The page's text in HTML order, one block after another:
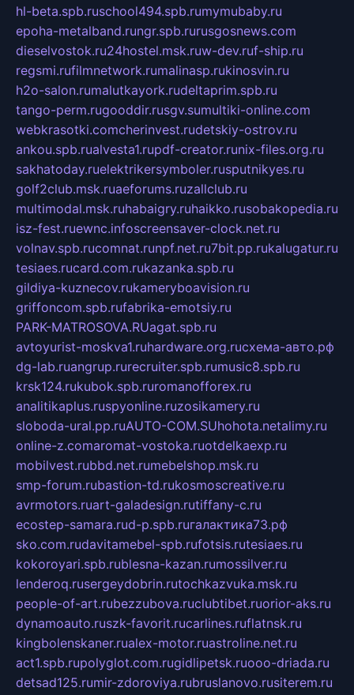
hl-beta.spb.ruschool494.spb.rumymubaby.ru
epoha-metalband.rungr.spb.rurusgosnews.com
dieselvostok.ru24hostel.msk.ruw-dev.ruf-ship.ru
regsmi.rufilmnetwork.rumalinasp.rukinosvin.ru
h2o-salon.rumalutkayork.rudeltaprim.spb.ru
tango-perm.rugooddir.rusgv.sumultiki-online.com
webkrasotki.comcherinvest.rudetskiy-ostrov.ru
ankou.spb.rualvesta1.rupdf-creator.runix-files.org.ru
sakhatoday.ruelektrikersymboler.rusputnikyes.ru
golf2club.msk.ruaeforums.ruzallclub.ru
multimodal.msk.ruhabaigry.ruhaikko.rusobakopedia.ru
isz-fest.ruewnc.infoscreensaver-clock.net.ru
volnav.spb.rucomnat.runpf.net.ru7bit.pp.rukalugatur.ru
tesiaes.rucard.com.rukazanka.spb.ru
gildiya-kuznecov.rukameryboavision.ru
griffoncom.spb.rufabrika-emotsiy.ru
PARK-MATROSOVA.RUagat.spb.ru
avtoyurist-moskva1.ruhardware.org.ruсхема-авто.рф
dg-lab.ruangrup.rurecruiter.spb.rumusic8.spb.ru
krsk124.rukubok.spb.ruromanofforex.ru
analitikaplus.ruspyonline.ruzosikamery.ru
sloboda-ural.pp.ruAUTO-COM.SUhohota.netalimy.ru
online-z.comaromat-vostoka.ruotdelkaexp.ru
mobilvest.rubbd.net.rumebelshop.msk.ru
smp-forum.rubastion-td.rukosmoscreative.ru
avrmotors.ruart-galadesign.rutiffany-c.ru
ecostep-samara.rud-p.spb.ruгалактика73.рф
sko.com.rudavitamebel-spb.rufotsis.rutesiaes.ru
kokoroyari.spb.rublesna-kazan.rumossilver.ru
lenderoq.rusergeydobrin.rutochkazvuka.msk.ru
people-of-art.rubezzubova.ruclubtibet.ruorior-aks.ru
dynamoauto.ruszk-favorit.rucarlines.ruflatnsk.ru
kingbolenskaner.rualex-motor.ruastroline.net.ru
act1.spb.rupolyglot.com.rugidlipetsk.ruooo-driada.ru
detsad125.rumir-zdoroviya.rubruslanovo.rusiterem.ru